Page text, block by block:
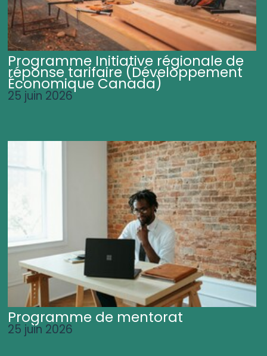
Programme Initiative régionale de
réponse tarifaire (Développement
Économique Canada)
25 juin 2026
Programme de mentorat
25 juin 2026